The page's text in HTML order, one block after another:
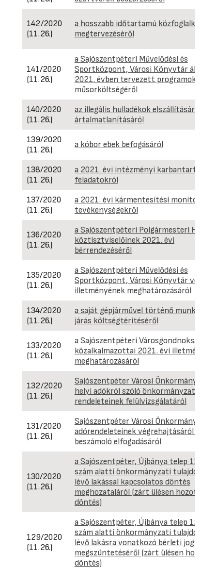
142/2020
(11.26.)
a hosszabb időtartamú
megtervezéséről
141/2020
(11.26.)
a Sajószentpéteri Művelődési és
Sportközpont, Városi Könyvtár által
2021. évben tervezett programok
műsorköltségéről
140/2020
(11.26.)
az illegális hulladékok elszállításáról és
ártalmatlanításáról
139/2020
(11.26.)
a kóbor ebek befogásáról
138/2020
(11.26.)
a 2021. évi intézményi karbantartási
feladatokról
137/2020
(11.26.)
a 2021. évi kármentesítési monitoring
tevékenységekről
136/2020
(11.26.)
a Sajószentpéteri Polgármesteri Hivatal
köztisztviselőinek 2021. évi
bérrendezéséről
135/2020
(11.26.)
a Sajószentpéteri Művelődési és
Sportközpont, Városi Könyvtár
illetményének meghatározásáról
134/2020
(11.26.)
a saját gépjárművel történő munkába
járás költségtérítéséről
133/2020
(11.26.)
a Sajószentpéteri Városgondnokság
közalkalmazottai 2021. évi
meghatározásáról
132/2020
(11.26.)
Sajószentpéter Városi Önkormányzat
helyi adókról szóló önkormányzati
rendeleteinek felülvizsgálatáról
131/2020
(11.26.)
Sajószentpéter Városi Önkormányzat
adórendeleteinek végrehajtásáról szóló
beszámoló elfogadásáról
130/2020
(11.26.)
a Sajószentpéter, Újbánya telep 12/6.
szám alatti önkormányzati tulajdonban
lévő lakással kapcsolatos döntés
meghozataláról (zárt ülésen hozott
döntés)
129/2020
(11.26.)
a Sajószentpéter, Újbánya telep 12/6.
szám alatti önkormányzati tulajdonban
lévő lakásra vonatkozó bérleti
megszüntetéséről (zárt ülésen hozott
döntés)